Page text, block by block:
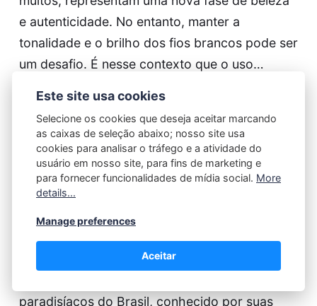
e autenticidade. No entanto, manter a
tonalidade e o brilho dos fios brancos pode ser
um desafio. É nesse contexto que o uso…
Continue reading...
Ana Beatriz 11/03/2026
5 dicas para ensaios de moda
incríveis em Fernando de
Noronha
paradisíacos do Brasil, conhecido por suas
Este site usa cookies
Selecione os cookies que deseja aceitar marcando
as caixas de seleção abaixo; nosso site usa
cookies para analisar o tráfego e a atividade do
usuário em nosso site, para fins de marketing e
para fornecer funcionalidades de mídia social. More
details...
Manage preferences
Aceitar